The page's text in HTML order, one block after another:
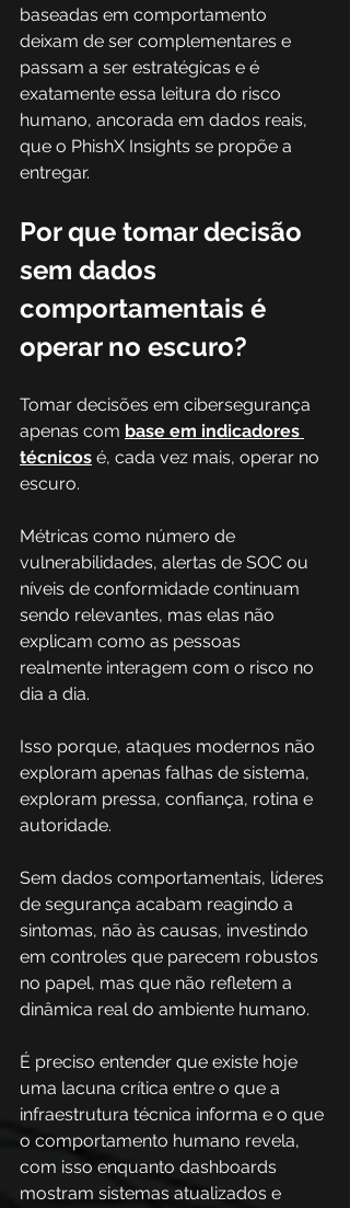
baseadas em comportamento
deixam de ser complementares e
passam a ser estratégicas e é
exatamente essa leitura do risco
humano, ancorada em dados reais,
que o PhishX Insights se propõe a
entregar.
Por que tomar decisão
sem dados
comportamentais é
operar no escuro?
Tomar decisões em cibersegurança
apenas com base em indicadores
técnicos é, cada vez mais, operar no
escuro.
Métricas como número de
vulnerabilidades, alertas de SOC ou
níveis de conformidade continuam
sendo relevantes, mas elas não
explicam como as pessoas
realmente interagem com o risco no
dia a dia.
Isso porque, ataques modernos não
exploram apenas falhas de sistema,
exploram pressa, confiança, rotina e
autoridade.
Sem dados comportamentais, líderes
de segurança acabam reagindo a
sintomas, não às causas, investindo
em controles que parecem robustos
no papel, mas que não refletem a
dinâmica real do ambiente humano.
É preciso entender que existe hoje
uma lacuna crítica entre o que a
infraestrutura técnica informa e o que
o comportamento humano revela,
com isso enquanto dashboards
mostram sistemas atualizados e